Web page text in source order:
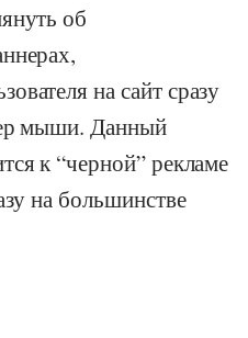
об
на сайт сразу
мыши. Данный
к “черной” рекламе
на большинстве